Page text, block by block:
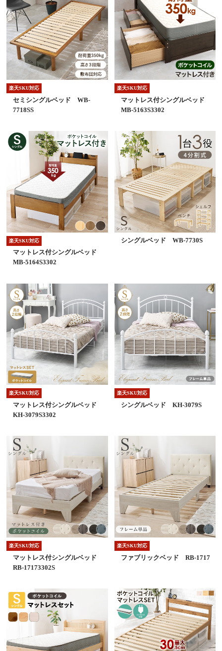
楽天SKU対応
セミシングルベッド WB-
7718SS
楽天SKU対応
マットレス付シングルベッド
MB-5163S3302
楽天SKU対応
マットレス付シングルベッド
MB-5164S3302
シングルベッド WB-7730S
楽天SKU対応
マットレス付シングルベッド
KH-3079S3302
楽天SKU対応
シングルベッド KH-3079S
楽天SKU対応
マットレス付シングルベッド
RB-17173302S
楽天SKU対応
ファブリックベッド RB-1717